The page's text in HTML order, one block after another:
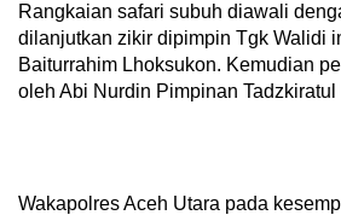
Rangkaian safari subuh diawali
dilanjutkan zikir dipimpin Tgk Walidi
Baiturrahim Lhoksukon. Kemudian
oleh Abi Nurdin Pimpinan Tadzkiratul
Wakapolres Aceh Utara pada